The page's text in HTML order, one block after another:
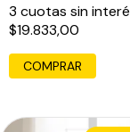
3 cuotas sin
$19.833,00